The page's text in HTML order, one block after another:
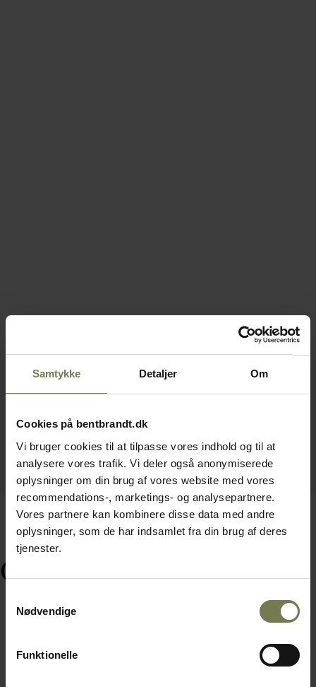
Samtykke Detaljer Om
Cookies på bentbrandt.dk
Vi bruger cookies til at tilpasse vores indhold og til at
analysere vores trafik. Vi deler også anonymiserede
oplysninger om din brug af vores website med vores
recommendations-, marketings- og analysepartnere.
Vores partnere kan kombinere disse data med andre
oplysninger, som de har indsamlet fra din brug af deres
tjenester.
Nødvendige
Funktionelle
Ofte købt sammen med
Fast lavpris